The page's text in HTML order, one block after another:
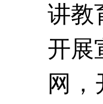
讲教
开展
网